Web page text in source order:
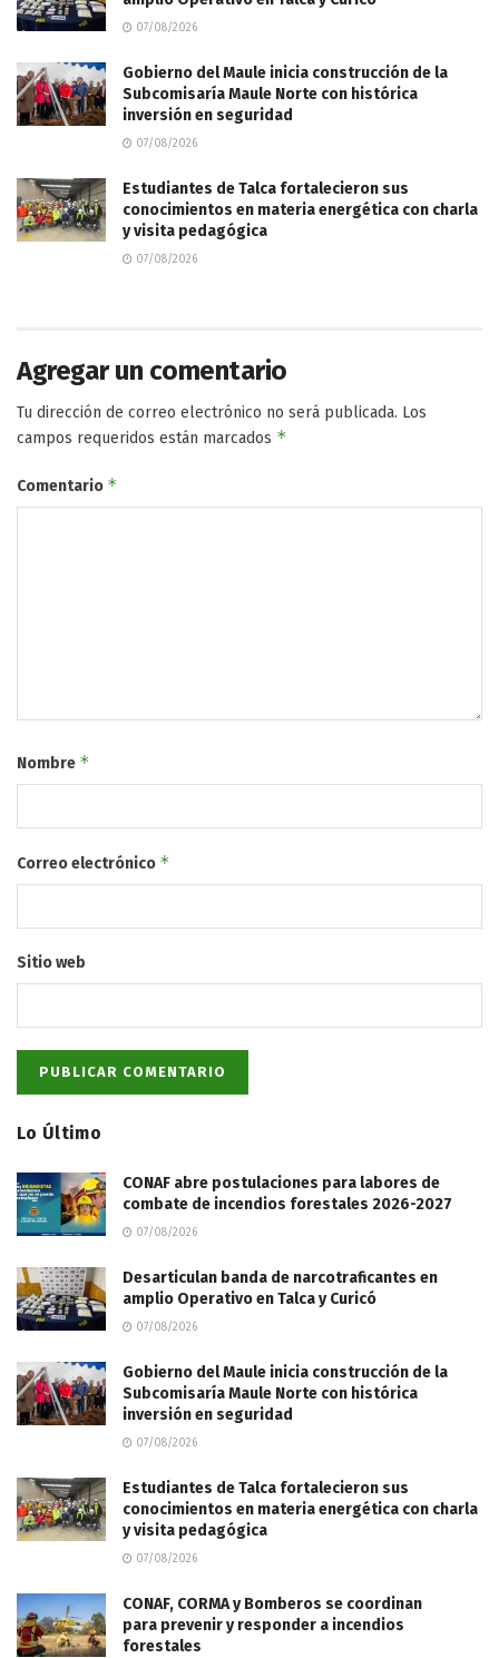
07/08/2026
Gobierno del Maule inicia construcción de la
Subcomisaría Maule Norte con histórica
inversión en seguridad
07/08/2026
Estudiantes de Talca fortalecieron sus
conocimientos en materia energética con charla
y visita pedagógica
07/08/2026
Agregar un comentario
Tu dirección de correo electrónico no será publicada. Los
campos requeridos están marcados *
Comentario *
Nombre *
Correo electrónico *
Sitio web
Lo Último
CONAF abre postulaciones para labores de
combate de incendios forestales 2026-2027
07/08/2026
Desarticulan banda de narcotraficantes en
amplio Operativo en Talca y Curicó
07/08/2026
Gobierno del Maule inicia construcción de la
Subcomisaría Maule Norte con histórica
inversión en seguridad
07/08/2026
Estudiantes de Talca fortalecieron sus
conocimientos en materia energética con charla
y visita pedagógica
07/08/2026
CONAF, CORMA y Bomberos se coordinan
para prevenir y responder a incendios
forestales